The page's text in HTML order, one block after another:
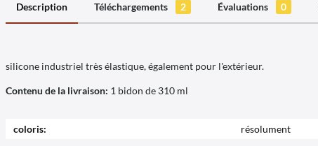
Description Téléchargements 2 Évaluations 0
silicone industriel très élastique, également pour l'extérieur.
Contenu de la livraison: 1 bidon de 310 ml
coloris: résolument